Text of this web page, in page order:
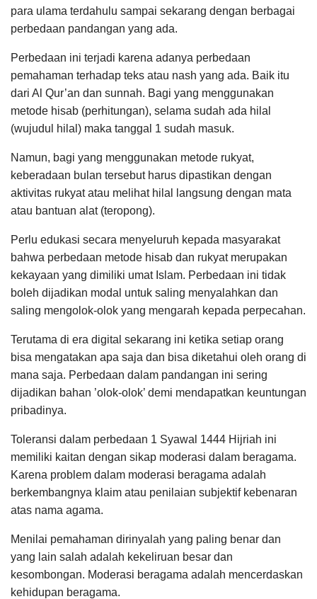
para ulama terdahulu sampai sekarang dengan berbagai
perbedaan pandangan yang ada.
Perbedaan ini terjadi karena adanya perbedaan
pemahaman terhadap teks atau nash yang ada. Baik itu
dari Al Qur’an dan sunnah. Bagi yang menggunakan
metode hisab (perhitungan), selama sudah ada hilal
(wujudul hilal) maka tanggal 1 sudah masuk.
Namun, bagi yang menggunakan metode rukyat,
keberadaan bulan tersebut harus dipastikan dengan
aktivitas rukyat atau melihat hilal langsung dengan mata
atau bantuan alat (teropong).
Perlu edukasi secara menyeluruh kepada masyarakat
bahwa perbedaan metode hisab dan rukyat merupakan
kekayaan yang dimiliki umat Islam. Perbedaan ini tidak
boleh dijadikan modal untuk saling menyalahkan dan
saling mengolok-olok yang mengarah kepada perpecahan.
Terutama di era digital sekarang ini ketika setiap orang
bisa mengatakan apa saja dan bisa diketahui oleh orang di
mana saja. Perbedaan dalam pandangan ini sering
dijadikan bahan ’olok-olok’ demi mendapatkan keuntungan
pribadinya.
Toleransi dalam perbedaan 1 Syawal 1444 Hijriah ini
memiliki kaitan dengan sikap moderasi dalam beragama.
Karena problem dalam moderasi beragama adalah
berkembangnya klaim atau penilaian subjektif kebenaran
atas nama agama.
Menilai pemahaman dirinyalah yang paling benar dan
yang lain salah adalah kekeliruan besar dan
kesombongan. Moderasi beragama adalah mencerdaskan
kehidupan beragama.